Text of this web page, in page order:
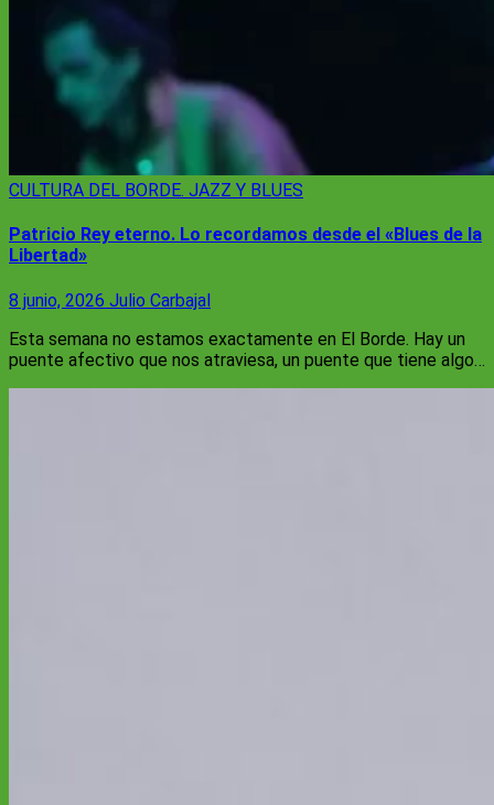
CULTURA DEL BORDE. JAZZ Y BLUES
Patricio Rey eterno. Lo recordamos desde el «Blues de la
Libertad»
8 junio, 2026 Julio Carbajal
Esta semana no estamos exactamente en El Borde. Hay un
puente afectivo que nos atraviesa, un puente que tiene algo…